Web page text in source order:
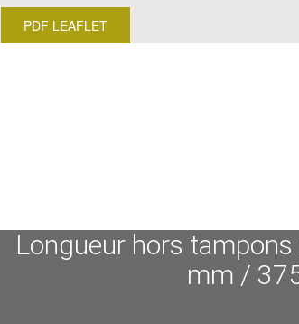
PDF LEAFLET
Longueur hors tampons
mm /